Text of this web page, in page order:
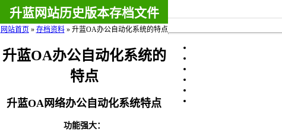
升蓝网站历史版本存档文件
网站首页 » 存档资料 » 升蓝OA办公自动化系统的特点
升蓝OA办公自动化系统的
特点
升蓝OA网络办公自动化系统特点
功能强大：